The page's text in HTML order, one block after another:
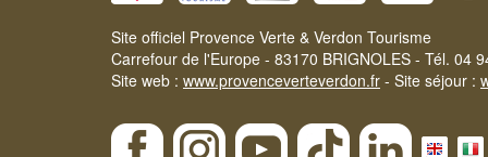
Site officiel Provence Verte & Verdon Tourisme
Carrefour de l'Europe - 83170 BRIGNOLES - Tél. 04
Site web : www.provenceverteverdon.fr - Site séjour :